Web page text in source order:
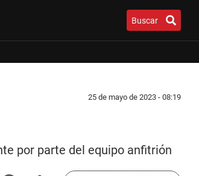
Buscar
25 de mayo de 2023 - 08:19
por parte del equipo anfitrión